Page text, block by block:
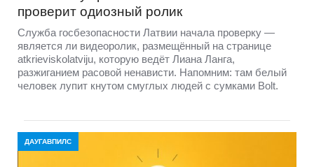
проверит одиозный ролик
Служба госбезопасности Латвии начала проверку —
является ли видеоролик, размещённый на странице
atkrieviskolatviju, которую ведёт Лиана Ланга,
разжиганием расовой ненависти. Напомним: там белый
человек лупит кнутом смуглых людей с сумками Bolt.
ДАУГАВПИЛС